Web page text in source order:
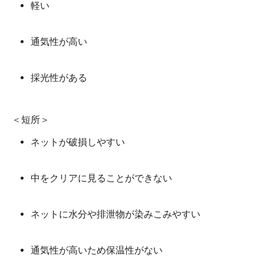
軽い
通気性が高い
採光性がある
＜短所＞
ネットが破損しやすい
中をクリアに見ることができない
ネットに水分や排泄物が染みこみやすい
通気性が高いため保温性がない